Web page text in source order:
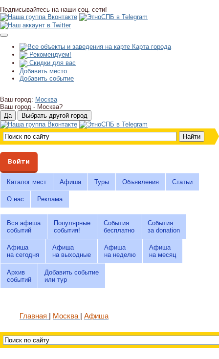
Подписывайтесь на наши соц. сети!
Карта города
Рекомендуем!
Скидки для вас
Добавить место
Добавить событие
Ваш город: Москва
Ваш город - Москва?
Войти
Каталог мест Афиша Туры Объявления Статьи
О нас Реклама
Вся афиша
событий
Популярные
события!
События
бесплатно
События
за donation
Афиша
на сегодня
Афиша
на выходные
Афиша
на неделю
Афиша
на месяц
Архив
событий
Добавить событие
или тур
Главная Москва Афиша